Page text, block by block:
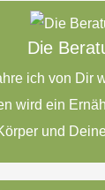
Die
ich von Dir
wird ein
und